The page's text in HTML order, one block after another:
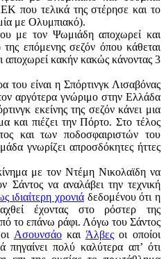
που τελικά της στέρησε και το
με Ολυμπιακό).
με τον Ψωμιάδη αποχωρεί και
επόμενης σεζόν όπου κάθεται
αποχωρεί κακήν κακώς κάνοντας 3
του είναι η Σπόρτινγκ Λισαβόνας
αργότερα γνώριμο στην Ελλάδα
εκείνης της σεζόν κάνει μια
και πιέζει την Πόρτο. Στο τέλος
και των ποδοσφαιριστών του
γνωρίζει απροσδόκητες ήττες
με τον Ντέμη Νικολαϊδη να
Σάντος να αναλάβει την τεχνική
ιδιαίτερη χρονιά δεδομένου ότι η
έχοντας στο ρόστερ της
το επάνω ράφι. Λόγω του Σάντος
Ασουνσάοκαι Άλβεςοι οποίοι
πολύ καλύτερα απ’ ότι